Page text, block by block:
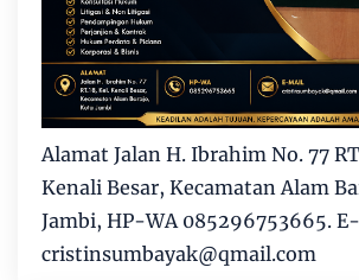
Alamat Jalan H. Ibrahim No. 77
Kenali Besar, Kecamatan Alam
Jambi, HP-WA 085296753665.
cristinsumbayak@qmail.com